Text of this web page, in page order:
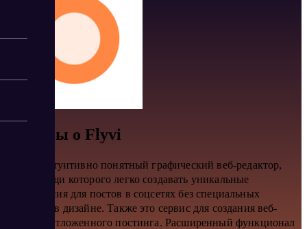
Отзывы о Flyvi
Flyvi – интуитивно понятный графический веб-редактор,
при помощи которого легко создавать уникальные
изображения для постов в соцсетях без специальных
познаний в дизайне. Также это сервис для создания веб-
сторис и отложенного постинга. Расширенный функционал